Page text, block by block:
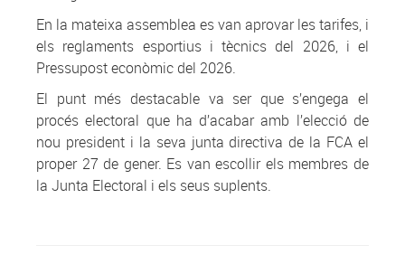
En la mateixa assemblea es van aprovar les tarifes, i
els reglaments esportius i tècnics del 2026, i el
Pressupost econòmic del 2026.
El punt més destacable va ser que s’engega el
procés electoral que ha d’acabar amb l’elecció de
nou president i la seva junta directiva de la FCA el
proper 27 de gener. Es van escollir els membres de
la Junta Electoral i els seus suplents.